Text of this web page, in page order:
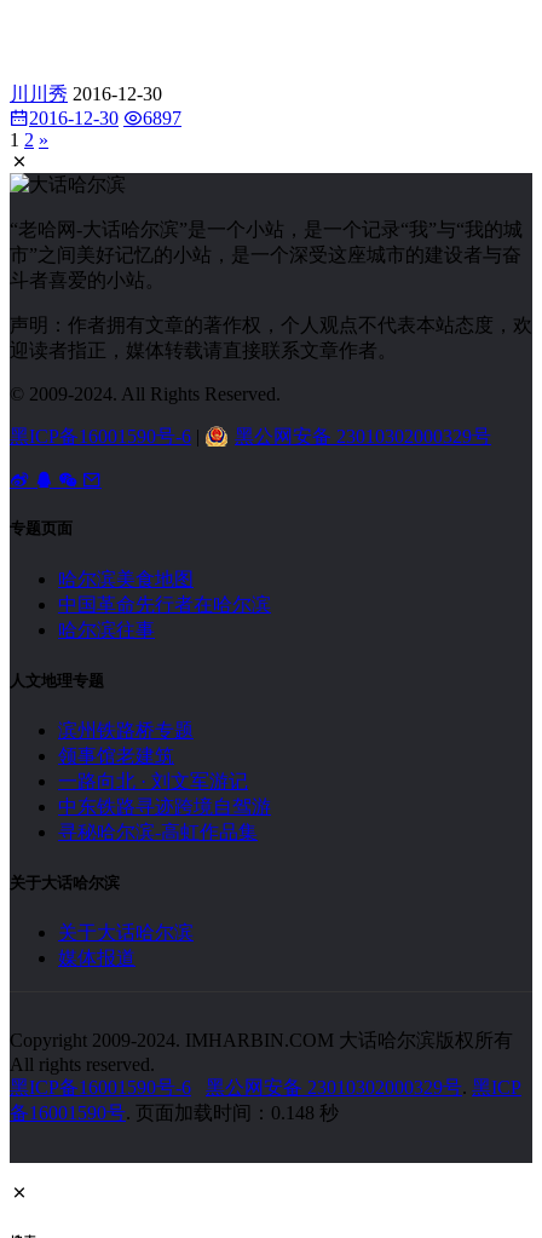
川川秀 2016-12-30
2016-12-30
6897
1 2 »
“老哈网-大话哈尔滨”是一个小站，是一个记录“我”与“我的城
市”之间美好记忆的小站，是一个深受这座城市的建设者与奋
斗者喜爱的小站。
声明：作者拥有文章的著作权，个人观点不代表本站态度，欢
迎读者指正，媒体转载请直接联系文章作者。
© 2009-2024. All Rights Reserved.
黑ICP备16001590号-6 | 黑公网安备 23010302000329号
专题页面
哈尔滨美食地图
中国革命先行者在哈尔滨
哈尔滨往事
人文地理专题
滨州铁路桥专题
领事馆老建筑
一路向北 · 刘文军游记
中东铁路寻迹跨境自驾游
寻秘哈尔滨-高虹作品集
关于大话哈尔滨
关于大话哈尔滨
媒体报道
Copyright 2009-2024. IMHARBIN.COM 大话哈尔滨版权所有
All rights reserved.
黑ICP备16001590号-6
黑公网安备 23010302000329号. 黑ICP
备16001590号. 页面加载时间：0.148 秒